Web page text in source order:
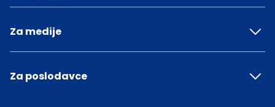
Za medije
Za poslodavce